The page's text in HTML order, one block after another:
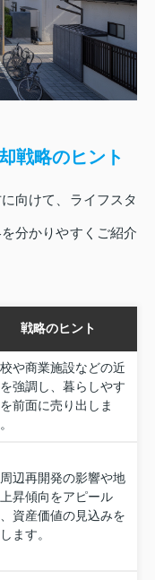
戦略のヒント
向けて、ライフスタ
分かりやすくご紹介
戦略のヒント
や商業施設などの近
強調し、暮らしやす
前面に売り出しま
辺再開発の影響や地
昇傾向をアピール
、資産価値の見込みを
ます。